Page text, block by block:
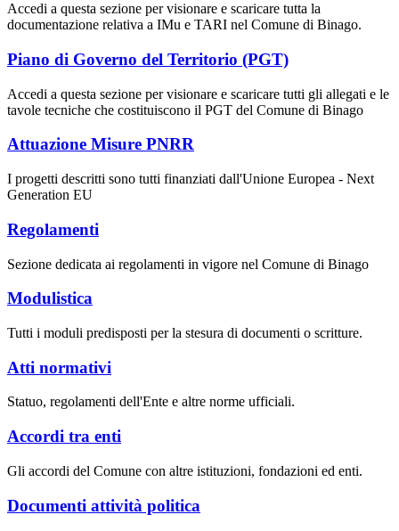
Accedi a questa sezione per visionare e scaricare tutta la
documentazione relativa a IMu e TARI nel Comune di Binago.
Piano di Governo del Territorio (PGT)
Accedi a questa sezione per visionare e scaricare tutti gli allegati e le
tavole tecniche che costituiscono il PGT del Comune di Binago
Attuazione Misure PNRR
I progetti descritti sono tutti finanziati dall'Unione Europea - Next
Generation EU
Regolamenti
Sezione dedicata ai regolamenti in vigore nel Comune di Binago
Modulistica
Tutti i moduli predisposti per la stesura di documenti o scritture.
Atti normativi
Statuo, regolamenti dell'Ente e altre norme ufficiali.
Accordi tra enti
Gli accordi del Comune con altre istituzioni, fondazioni ed enti.
Documenti attività politica